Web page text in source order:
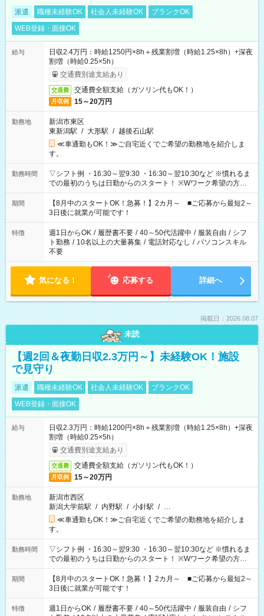
派遣 職種未経験OK 社会人未経験OK
ブランクOK
WEB登録・面接OK
給与
日収2.4万円：時給1250円×8h＋残業割増（時給1.25×8h）+深夜
割増（時給0.25×5h）
交通費別途支給あり
交通費 交通費全額支給（ガソリン代もOK！）
月収例 15～20万円
勤務地
新潟市東区
東新潟駅 / 大形駅 / 越後石山駅
≪車通勤もOK！≫ご自宅近くでご希望の勤務地を紹介しま
す。
勤務時間
▽シフト例 ・16:30～翌9:30 ・16:30～翌10:30など ※慣れるま
での最初のうちは日勤からのスタート！ ※Wワーク希望の方へ
今ご覧のお仕事で希望する勤務時間と、もう1つのお仕事の勤務
時間。 合計で週40時間を超える場合は応募できません。
期間
【8月中のスタートOK！急募！】2カ月～ ■ご応募から最短2～
3日後に就業が可能です！
特徴 週1日からOK / 履歴書不要 / 40～50代活躍中 / 服装自由 / シフ
ト勤務 / 10名以上の大量募集 / 電話対応なし / パソコンスキル
不要
気になる！ 応募する 詳細へ
掲載日：2026.08.07
未読
【週2回＆夜勤日収2.3万円～】未経験OK！施設
で見守り
派遣 職種未経験OK 社会人未経験OK
ブランクOK
WEB登録・面接OK
給与
日収2.3万円：時給1200円×8h＋残業割増（時給1.25×8h）+深夜
割増（時給0.25×5h）
交通費別途支給あり
交通費 交通費全額支給（ガソリン代もOK！）
月収例 15～20万円
勤務地
新潟市西区
新潟大学前駅 / 内野駅 / 小針駅 / …
≪車通勤もOK！≫ご自宅近くでご希望の勤務地を紹介しま
す。
勤務時間
▽シフト例 ・16:30～翌9:30 ・16:30～翌10:30など ※慣れるま
での最初のうちは日勤からのスタート！ ※Wワーク希望の方へ
今ご覧のお仕事で希望する勤務時間と、もう1つのお仕事の勤務
時間。 合計で週40時間を超える場合は応募できません。
期間
【8月中のスタートOK！急募！】2カ月～ ■ご応募から最短2～
3日後に就業が可能です！
特徴 週1日からOK / 履歴書不要 / 40～50代活躍中 / 服装自由 / シフ